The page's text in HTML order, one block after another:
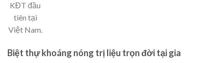
KĐT đầu
tiên tại
Việt Nam.
Biệt thự khoáng nóng trị liệu trọn đời tại gia